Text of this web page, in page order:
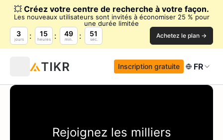
💥 Créez votre centre de recherche à votre façon.
Les nouveaux utilisateurs sont invités à économiser 25 % pour
une durée limitée
3
jours
15
heures
49
min.
51
sec. Achetez le plan →
Inscription gratuite FR
Rejoignez les milliers